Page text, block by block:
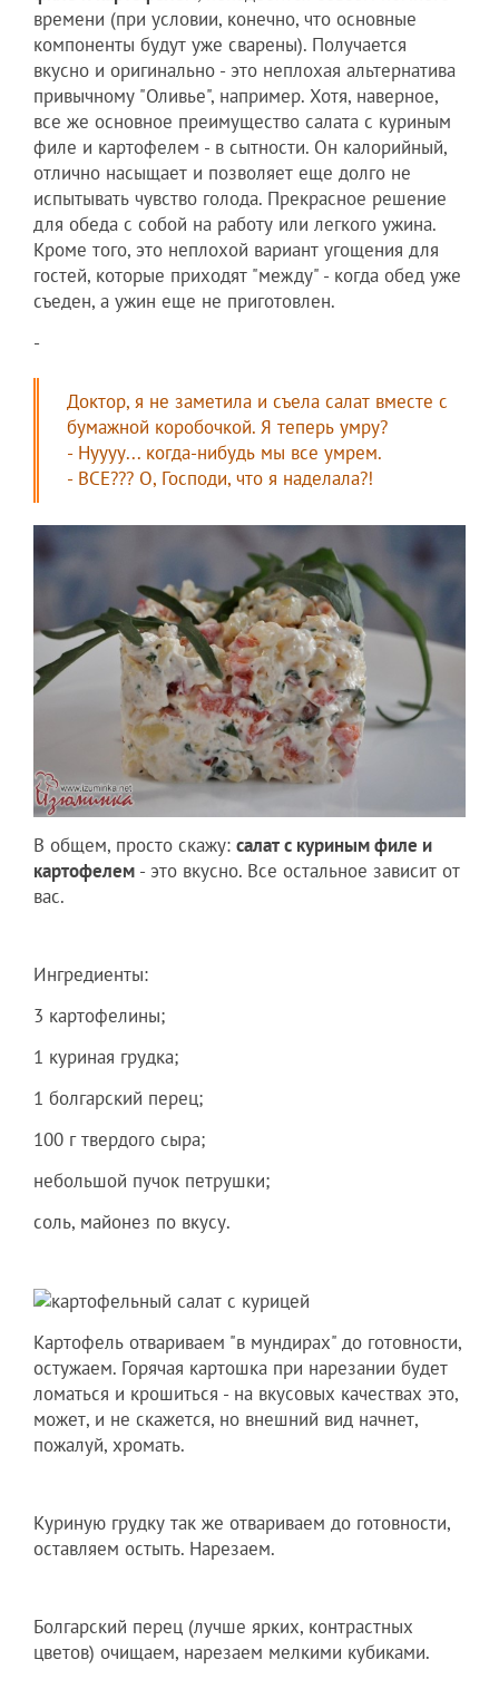
времени (при условии, конечно, что основные
компоненты будут уже сварены). Получается
вкусно и оригинально - это неплохая альтернатива
привычному "Оливье", например. Хотя, наверное,
все же основное преимущество салата с куриным
филе и картофелем - в сытности. Он калорийный,
отлично насыщает и позволяет еще долго не
испытывать чувство голода. Прекрасное решение
для обеда с собой на работу или легкого ужина.
Кроме того, это неплохой вариант угощения для
гостей, которые приходят "между" - когда обед уже
съеден, а ужин еще не приготовлен.
-
Доктор, я не заметила и съела салат вместе с
бумажной коробочкой. Я теперь умру?
- Нуууу... когда-нибудь мы все умрем.
- ВСЕ??? О, Господи, что я наделала?!
В общем, просто скажу: салат с куриным филе и
картофелем - это вкусно. Все остальное зависит от
вас.
Ингредиенты:
3 картофелины;
1 куриная грудка;
1 болгарский перец;
100 г твердого сыра;
небольшой пучок петрушки;
соль, майонез по вкусу.
Картофель отвариваем "в мундирах" до готовности,
остужаем. Горячая картошка при нарезании будет
ломаться и крошиться - на вкусовых качествах это,
может, и не скажется, но внешний вид начнет,
пожалуй, хромать.
Куриную грудку так же отвариваем до готовности,
оставляем остыть. Нарезаем.
Болгарский перец (лучше ярких, контрастных
цветов) очищаем, нарезаем мелкими кубиками.